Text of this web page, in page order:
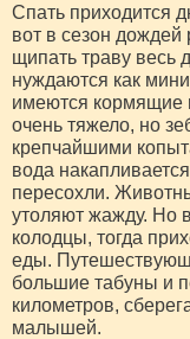
Спать приходится
вот в сезон
щипать траву весь
нуждаются как
имеются
очень тяжело, но
крепчайшими
вода
пересохли.
утоляют жажду. Но
колодцы, тогда
еды.
большие табуны и
километров,
малышей.